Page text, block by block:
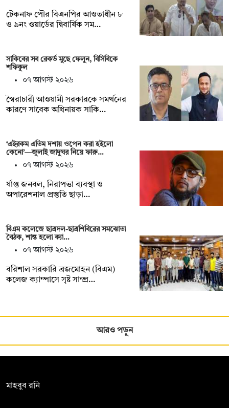
টেকনাফ পৌর বিএনপির আওতাধীন ৮
ও ৯নং ওয়ার্ডের দ্বিবার্ষিক সম…
সাকিবের সব রেকর্ড মুছে ফেলুন, বিসিবিকে
শফিকুল
০৭ আগস্ট ২০২৬
স্বৈরাচারী আওয়ামী সরকারকে সমর্থনের
কারণে সাবেক অধিনায়ক সাকি…
‘এইরকম এতিম দশায় ওপেন করা হইলো
কেনো’—জুলাই জাদুঘর নিয়ে ফারু…
০৭ আগস্ট ২০২৬
র্যাপ্ত জনবল, নিরাপত্তা ব্যবস্থা ও
অপারেশনাল প্রস্তুতি ছাড়া…
বিএম কলেজে ছাত্রদল-ছাত্রশিবিরের সমঝোতা
বৈঠক, শান্ত হলো ক্যা…
০৭ আগস্ট ২০২৬
বরিশাল সরকারি ব্রজমোহন (বিএম)
কলেজ ক্যাম্পাসে সৃষ্ট সাম্প্র…
আরও পড়ুন
মাহবুব রনি